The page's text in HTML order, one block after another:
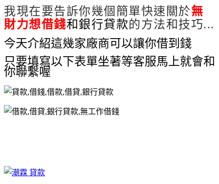
我現在要告訴你幾個簡單快速關於無
財力想借錢和銀行貸款的方法和技巧...
今天介紹這幾家廠商可以讓你借到錢
只要填寫以下表單坐著等客服馬上就會和
你聯繫喔